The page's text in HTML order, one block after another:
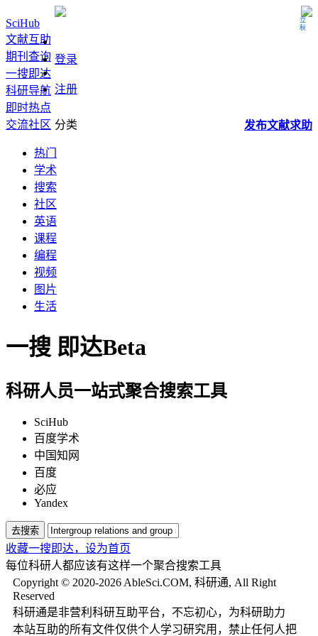
立秋
SciHub
文献互助
期刊查询
一搜即达
科研导航
即时热点
交流社区
登录
注册
发布文献求助
分类
热门
学术
搜索
社区
英语
课程
编程
视频
图片
生活
一搜 即达Beta
科研人员一站式聚合搜索工具
SciHub
百度学术
中国知网
百度
必应
Yandex
去搜索
收藏一搜即达， 设为首页
每位科研人都应该有这样一个聚合搜索工具
Copyright © 2020-2026 AbleSci.COM, 科研通, All Right
Reserved
科研通是非营利科研互助平台，不忘初心，为科研助力
本站互助的所有文件仅供个人学习研究用，禁止任何人把